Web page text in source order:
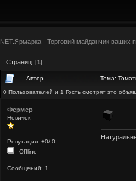
NET.Ярмарка - Торговий майданчик ваших
Страниц: [1]
Автор Тема:
0 Пользователей и 1 Гость смотрят это
Фермер
Новичок
Репутация: +0/-0
Offline
Сообщений: 1